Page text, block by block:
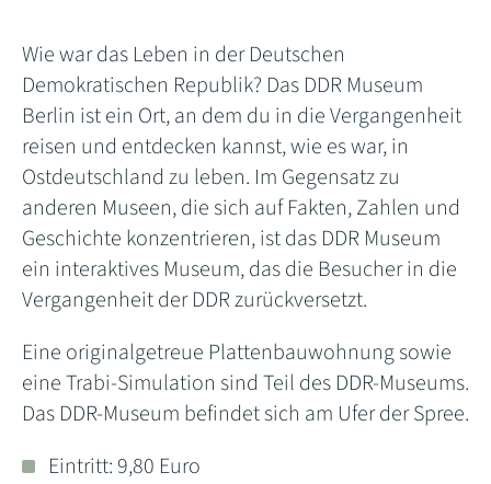
Wie war das Leben in der Deutschen
Demokratischen Republik? Das DDR Museum
Berlin ist ein Ort, an dem du in die Vergangenheit
reisen und entdecken kannst, wie es war, in
Ostdeutschland zu leben. Im Gegensatz zu
anderen Museen, die sich auf Fakten, Zahlen und
Geschichte konzentrieren, ist das DDR Museum
ein interaktives Museum, das die Besucher in die
Vergangenheit der DDR zurückversetzt.
Eine originalgetreue Plattenbauwohnung sowie
eine Trabi-Simulation sind Teil des DDR-Museums.
Das DDR-Museum befindet sich am Ufer der Spree.
Eintritt: 9,80 Euro